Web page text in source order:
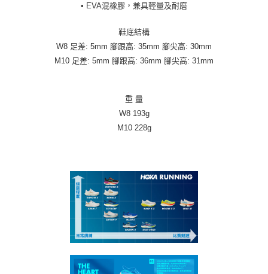
• EVA混橡膠，兼具輕量及耐磨
鞋底結構
W8 足差: 5mm 腳跟高: 35mm 腳尖高: 30mm
M10 足差: 5mm 腳跟高: 36mm 腳尖高: 31mm
重 量
W8 193g
M10 228g